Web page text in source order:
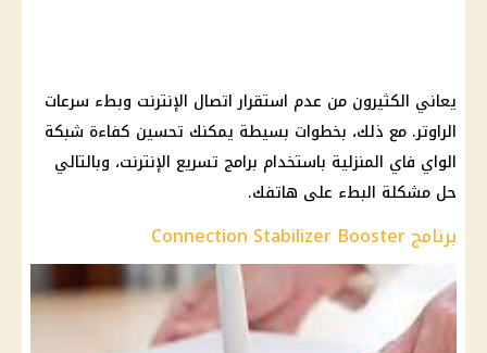
يعاني الكثيرون من عدم استقرار اتصال الإنترنت وبطء سرعات
الراوتر. مع ذلك، بخطوات بسيطة يمكنك تحسين كفاءة شبكة
الواي فاي المنزلية باستخدام برامج تسريع الإنترنت، وبالتالي
حل مشكلة البطء على هاتفك.
برنامج Connection Stabilizer Booster